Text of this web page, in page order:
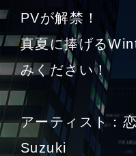
PVが解禁！
真夏に捧げる
みください！
アーティスト：
Suzuki